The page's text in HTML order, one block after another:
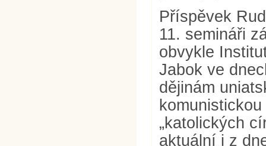
Příspěvek
11. semináři
obvykle
Jabok ve
dějinám
„katolických
aktuální i z